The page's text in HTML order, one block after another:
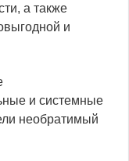
а также
и
и системные
необратимый